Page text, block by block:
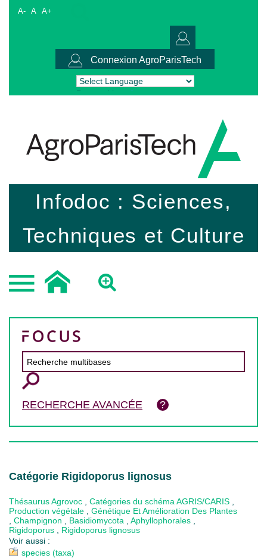
A- A A+
Connexion AgroParisTech
Powered by Translate
Infodoc : Sciences,
Techniques et Culture
RECHERCHE AVANCÉE
Catégorie Rigidoporus lignosus
Thésaurus Agrovoc Catégories du schéma AGRIS/CARIS
Production végétale
Génétique Et Amélioration Des Plantes
Champignon Basidiomycota Aphyllophorales
Rigidoporus
Rigidoporus lignosus
Voir aussi :
species (taxa)